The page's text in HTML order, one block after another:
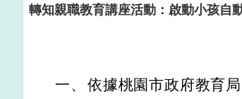
轉知親職教育講座活動：啟動小孩自
一、 依據桃園市政府教育